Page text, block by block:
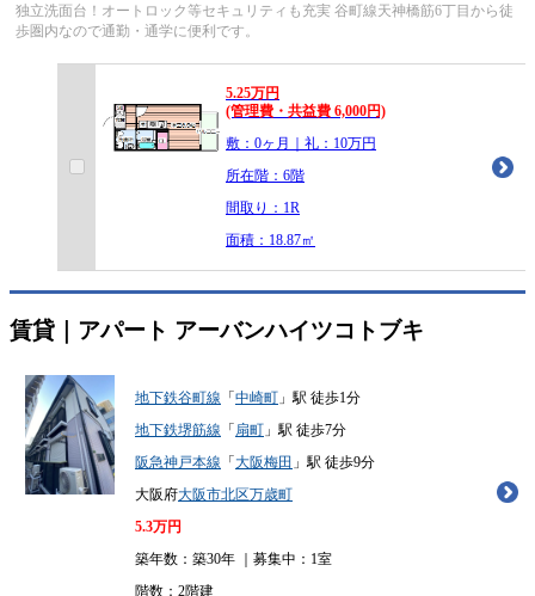
独立洗面台！オートロック等セキュリティも充実 谷町線天神橋筋6丁目から徒
歩圏内なので通勤・通学に便利です。
5.25万円
(管理費・共益費 6,000円)
敷：0ヶ月｜礼：10万円
所在階：6階
間取り：1R
面積：18.87㎡
賃貸｜アパート アーバンハイツコトブキ
地下鉄谷町線 「 中崎町 」駅 徒歩1分
地下鉄堺筋線 「 扇町 」駅 徒歩7分
阪急神戸本線 「 大阪梅田 」駅 徒歩9分
大阪府大阪市北区万歳町
5.3万円
築年数：築30年 ｜募集中： 1室
階数：2階建